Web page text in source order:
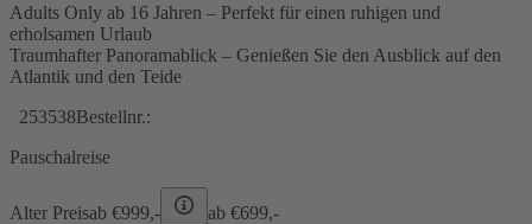
Adults Only ab 16 Jahren – Perfekt für einen ruhigen und
erholsamen Urlaub
Traumhafter Panoramablick – Genießen Sie den Ausblick auf den
Atlantik und den Teide
253538Bestellnr.:
Pauschalreise
Alter Preisab €999,- ab €699,-